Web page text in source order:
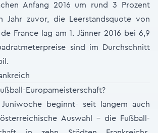
Anfang 2016 um rund 3 Prozent
Jahr zuvor, die Leerstandsquote von
France lag am 1. Jänner 2016 bei 6,9
sind im Durchschnitt
Europameisterschaft?
beginnt- seit langem auch
Auswahl - die Fußball-